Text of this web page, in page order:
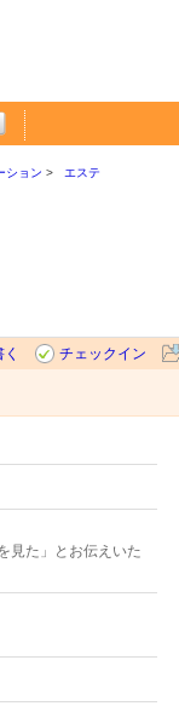
ション エステ
チェックイン
見た」とお伝えいた